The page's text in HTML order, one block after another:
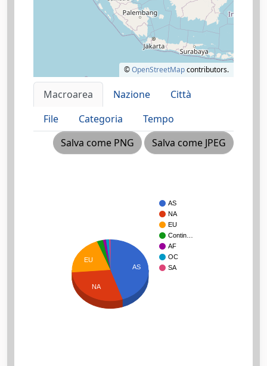
©OpenStreetMapcontributors.
Macroarea Nazione
Città
File
Categoria
Tempo
Salva come PNG
Salva come JPEG
AS
NA
EU
Contin…
AF
OC
SA
AS
EU
NA